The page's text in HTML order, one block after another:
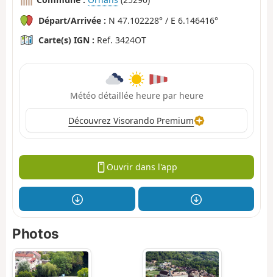
Départ/Arrivée : N 47.102228° / E 6.146416°
Carte(s) IGN : Ref. 3424OT
Météo détaillée heure par heure
Découvrez Visorando Premium
Ouvrir dans l'app
Photos